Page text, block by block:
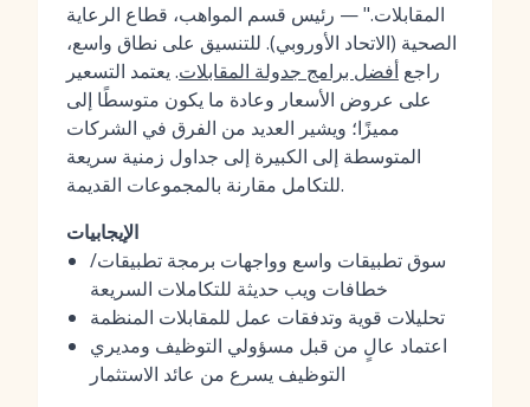
المقابلات." — رئيس قسم المواهب، قطاع الرعاية
الصحية (الاتحاد الأوروبي). للتنسيق على نطاق واسع،
راجع أفضل برامج جدولة المقابلات. يعتمد التسعير
على عروض الأسعار وعادة ما يكون متوسطًا إلى
مميزًا؛ ويشير العديد من الفرق في الشركات
المتوسطة إلى الكبيرة إلى جداول زمنية سريعة
للتكامل مقارنة بالمجموعات القديمة.
الإيجابيات
سوق تطبيقات واسع وواجهات برمجة تطبيقات/
خطافات ويب حديثة للتكاملات السريعة
تحليلات قوية وتدفقات عمل للمقابلات المنظمة
اعتماد عالٍ من قبل مسؤولي التوظيف ومديري
التوظيف يسرع من عائد الاستثمار